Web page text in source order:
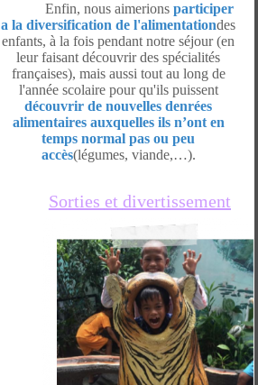
Enfin, nous aimerionsparticiper
a la diversification de l'alimentationdes
enfants, à la fois pendant notre séjour (en
leur faisant découvrir des spécialités
françaises), mais aussi tout au long de
l'année scolaire pour qu'ils puissent
découvrir de nouvelles denrées
alimentaires auxquelles ils n’ont en
temps normal pas ou peu
accès(légumes, viande,…).
Sorties et divertissement